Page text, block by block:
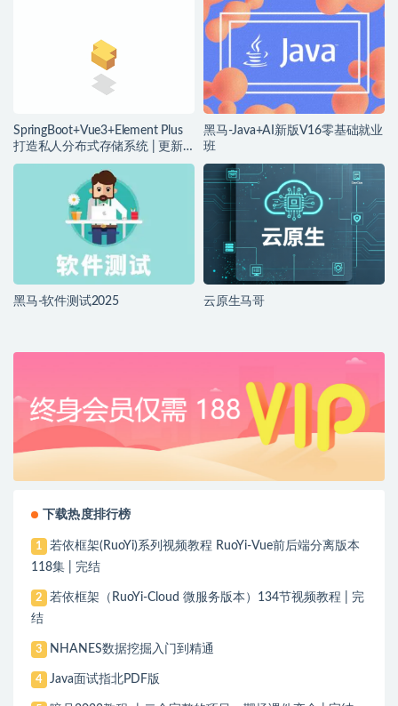
SpringBoot+Vue3+Element Plus
打造私人分布式存储系统 | 更新
完结
黑马-Java+AI新版V16零基础就业
班
黑马-软件测试2025 云原生马哥
下载热度排行榜
1
若依框架(RuoYi)系列视频教程 RuoYi-Vue前后端分离版本
118集 | 完结
2
若依框架（RuoYi-Cloud 微服务版本）134节视频教程 | 完
结
3 NHANES数据挖掘入门到精通
4 Java面试指北PDF版